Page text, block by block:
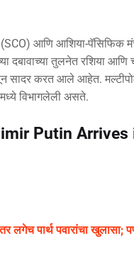
(SCO) आणि आशिया-पॅसिफिक
दबावाच्या तुलनेत रशिया
सादर करत आले आहेत.
विभागलेली असते.
Putin
लगेच पार्थ पवारांचा खुलासा;